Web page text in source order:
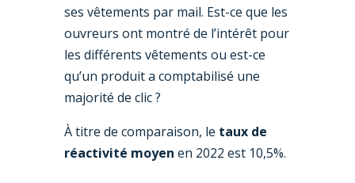
ses vêtements par mail. Est-ce que les
ouvreurs ont montré de l’intérêt pour
les différents vêtements ou est-ce
qu’un produit a comptabilisé une
majorité de clic ?
À titre de comparaison, le taux de
réactivité moyen en 2022 est 10,5%.